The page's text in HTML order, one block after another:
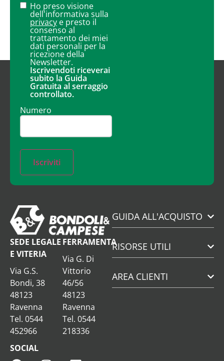
Ho preso visione
dell'informativa sulla
privacy e presto il
consenso al
trattamento dei miei
dati personali per la
ricezione della
Newsletter.
Iscrivendoti riceverai
subito la Guida
Gratuita al serraggio
controllato.
Numero
Iscriviti
SEDE LEGALE
E VITERIA
Via G.S.
Bondi, 38
48123
Ravenna
Tel. 0544
452966
FERRAMENTA
Via G. Di
Vittorio
46/56
48123
Ravenna
Tel. 0544
218336
SOCIAL
GUIDA ALL'ACQUISTO
RISORSE UTILI
AREA CLIENTI